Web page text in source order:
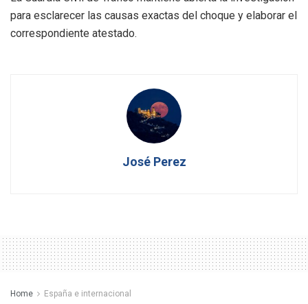
para esclarecer las causas exactas del choque y elaborar el
correspondiente atestado.
José Perez
Home España e internacional